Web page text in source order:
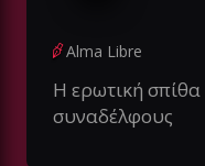
Alma Libre
Η ερωτική
συναδέλφους